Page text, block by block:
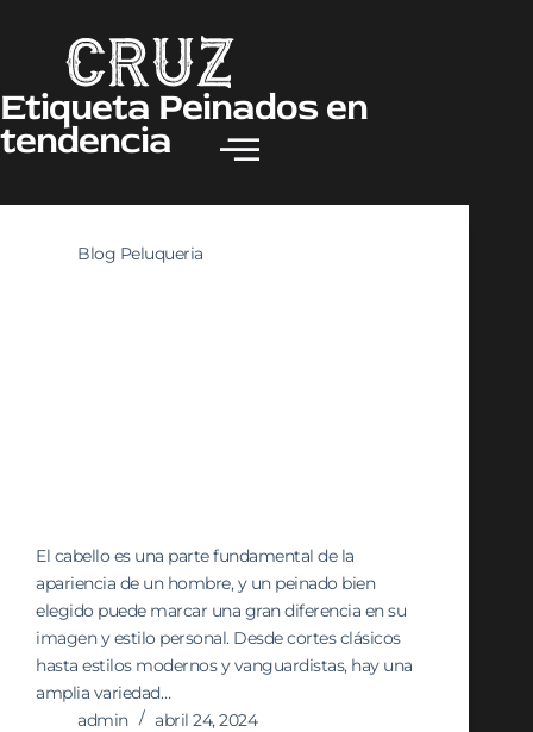
Etiqueta Peinados en
tendencia
Blog Peluqueria
El cabello es una parte fundamental de la
apariencia de un hombre, y un peinado bien
elegido puede marcar una gran diferencia en su
imagen y estilo personal. Desde cortes clásicos
hasta estilos modernos y vanguardistas, hay una
amplia variedad…
admin
abril 24, 2024